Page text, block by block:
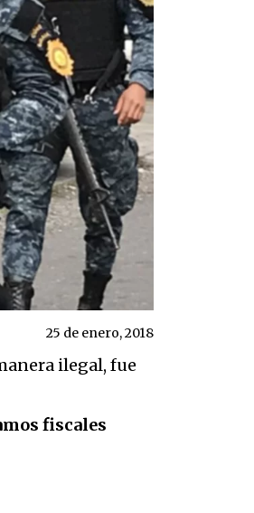
25 de enero, 2018
ilegal, fue
fiscales